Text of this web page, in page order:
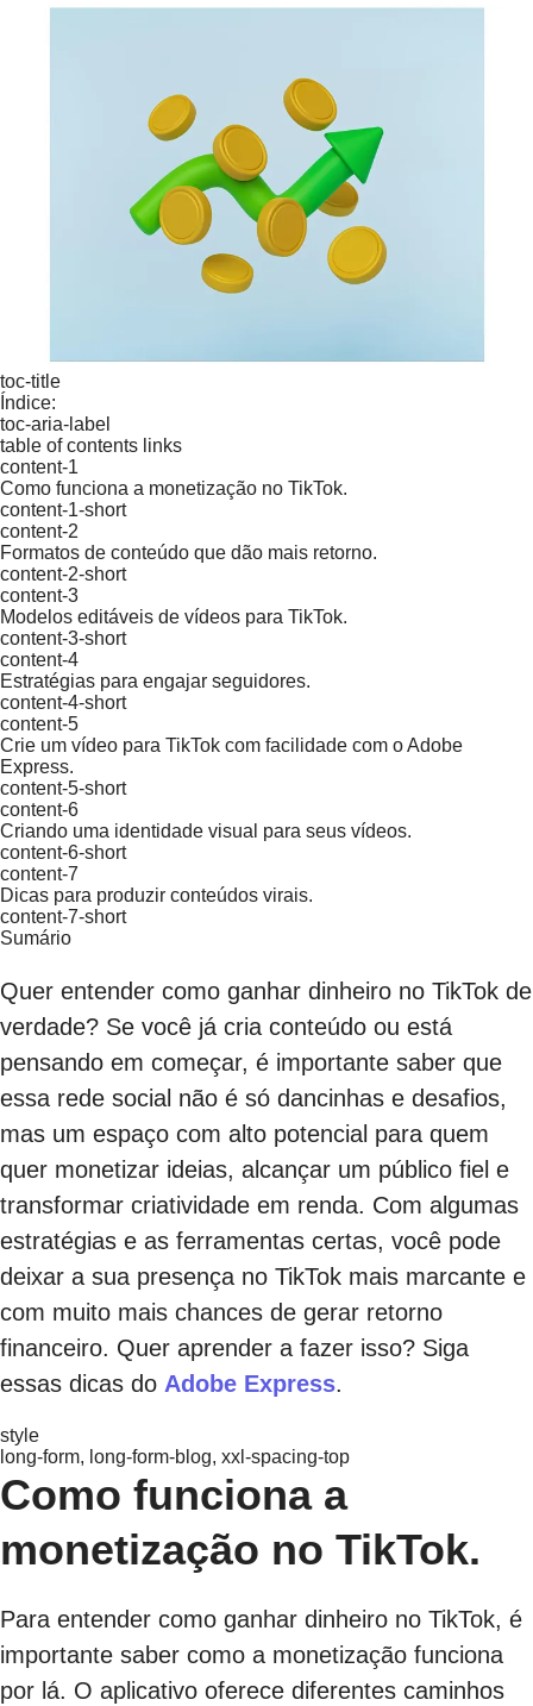
toc-title
Índice:
toc-aria-label
table of contents links
content-1
Como funciona a monetização no TikTok.
content-1-short
content-2
Formatos de conteúdo que dão mais retorno.
content-2-short
content-3
Modelos editáveis de vídeos para TikTok.
content-3-short
content-4
Estratégias para engajar seguidores.
content-4-short
content-5
Crie um vídeo para TikTok com facilidade com o Adobe
Express.
content-5-short
content-6
Criando uma identidade visual para seus vídeos.
content-6-short
content-7
Dicas para produzir conteúdos virais.
content-7-short
Sumário
Quer entender como ganhar dinheiro no TikTok de
verdade? Se você já cria conteúdo ou está
pensando em começar, é importante saber que
essa rede social não é só dancinhas e desafios,
mas um espaço com alto potencial para quem
quer monetizar ideias, alcançar um público fiel e
transformar criatividade em renda. Com algumas
estratégias e as ferramentas certas, você pode
deixar a sua presença no TikTok mais marcante e
com muito mais chances de gerar retorno
financeiro. Quer aprender a fazer isso? Siga
essas dicas do Adobe Express.
style
long-form, long-form-blog, xxl-spacing-top
Como funciona a
monetização no TikTok.
Para entender como ganhar dinheiro no TikTok, é
importante saber como a monetização funciona
por lá. O aplicativo oferece diferentes caminhos